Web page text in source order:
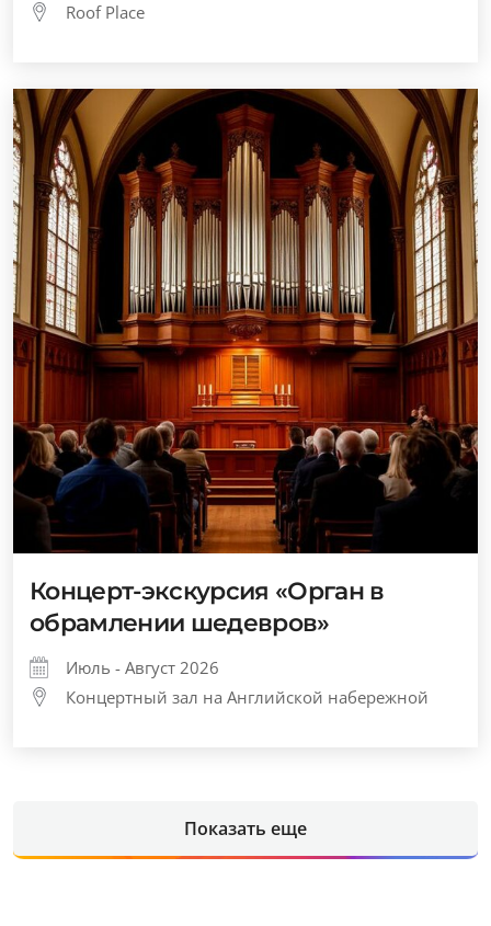
Roof Place
Концерт-экскурсия «Орган в
обрамлении шедевров»
Июль - Август 2026
Концертный зал на Английской набережной
Показать еще